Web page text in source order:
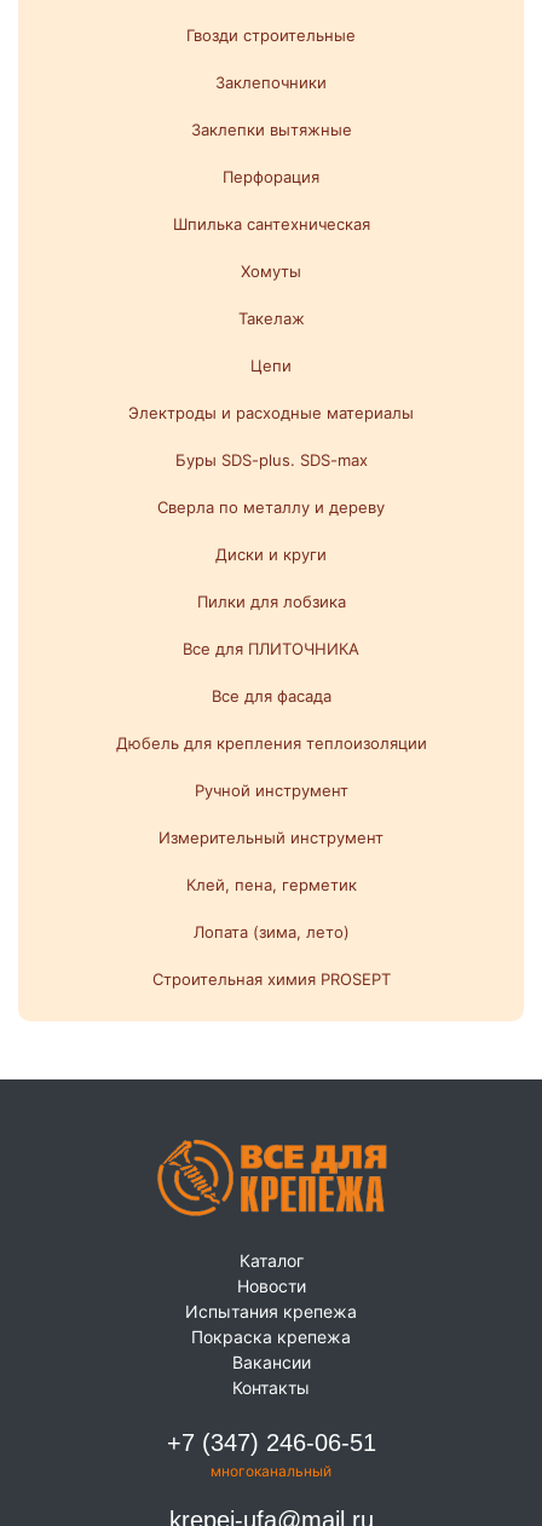
Гвозди строительные
Заклепочники
Заклепки вытяжные
Перфорация
Шпилька сантехническая
Хомуты
Такелаж
Цепи
Электроды и расходные материалы
Буры SDS-plus. SDS-max
Сверла по металлу и дереву
Диски и круги
Пилки для лобзика
Все для ПЛИТОЧНИКА
Все для фасада
Дюбель для крепления теплоизоляции
Ручной инструмент
Измерительный инструмент
Клей, пена, герметик
Лопата (зима, лето)
Строительная химия PROSEPT
Каталог
Новости
Испытания крепежа
Покраска крепежа
Вакансии
Контакты
+7 (347) 246-06-51
многоканальный
krepej-ufa@mail.ru